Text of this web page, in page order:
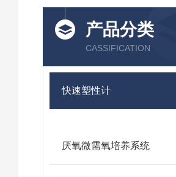
产品分类
CASSIFICATION
快速塑性计
厌氧微需氧培养系统